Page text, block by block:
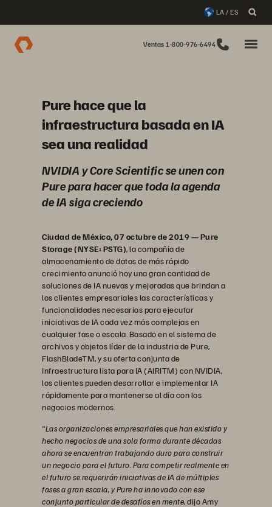
LA / ES
Ventas 1-800-976-6494
Pure hace que la
infraestructura basada en IA
sea una realidad
NVIDIA y Core Scientific se unen con
Pure para hacer que toda la agenda
de IA siga creciendo
Ciudad de México, 07 octubre de 2019 — Pure
Storage (NYSE: PSTG), la compañía de
almacenamiento de datos de más rápido
crecimiento anunció hoy una gran cantidad de
soluciones de IA nuevas y mejoradas que brindan a
los clientes empresariales las características y
funcionalidades necesarias para ejecutar
iniciativas de IA cada vez más complejas en
cualquier fase o escala. Basado en el sistema de
archivos y objetos líder de la industria de Pure,
FlashBladeTM, y su oferta conjunta de
Infraestructura lista para IA (AIRITM) con NVIDIA,
los clientes pueden desarrollar e implementar IA
rápidamente para mantenerse al día con los
negocios modernos.
“Las organizaciones empresariales que han existido y
hecho negocios de una sola forma durante décadas
ahora se encuentran trabajando duro para construir
un negocio para el futuro. Para competir realmente en
el futuro se requerirán iniciativas de IA de múltiples
fases a gran escala, y Pure ha innovado con ese
conjunto particular de desafíos en mente,dijo Amy